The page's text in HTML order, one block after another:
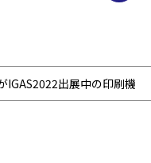
IGAS2022出展中の印刷機